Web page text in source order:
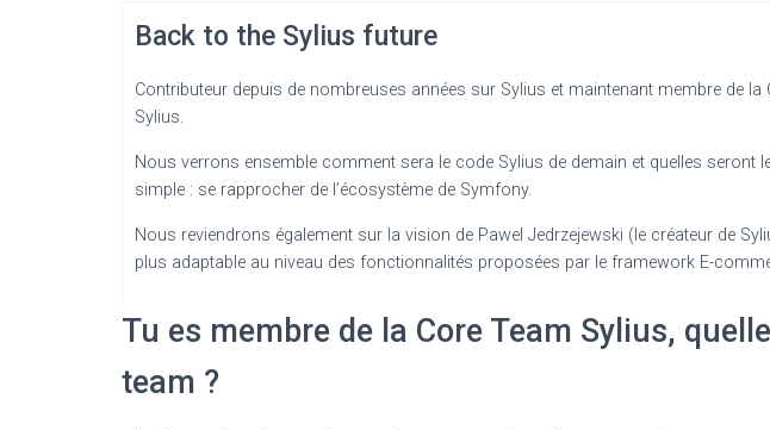
Back to the Sylius future
Contributeur depuis de nombreuses années sur Sylius et maintenant membre de
Sylius.
Nous verrons ensemble comment sera le code Sylius de demain et quelles
simple : se rapprocher de l’écosystème de Symfony.
Nous reviendrons également sur la vision de Pawel Jedrzejewski (le créateur de
plus adaptable au niveau des fonctionnalités proposées par le framework E-
Tu es membre de la Core Team Sylius,
team ?